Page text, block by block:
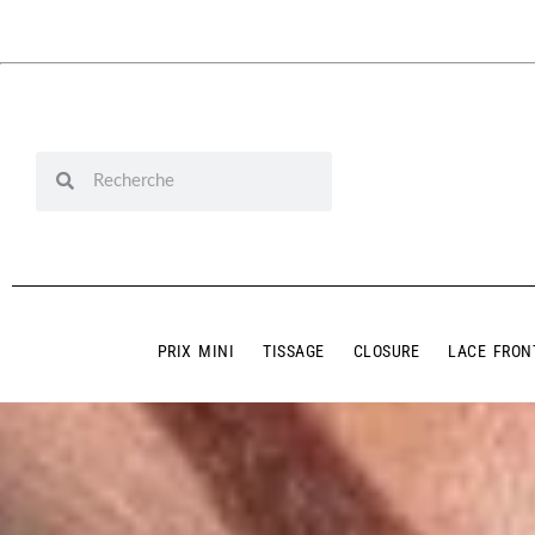
PRIX MINI TISSAGE CLOSURE LACE